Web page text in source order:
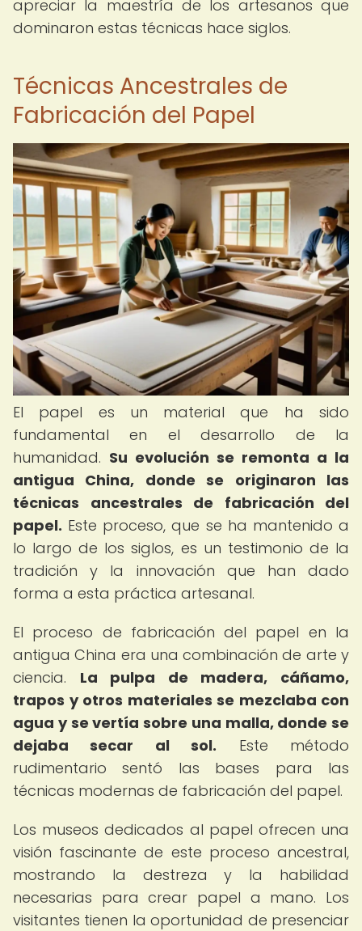
apreciar la maestría de los artesanos que
dominaron estas técnicas hace siglos.
Técnicas Ancestrales de
Fabricación del Papel
El papel es un material que ha sido
fundamental en el desarrollo de la
humanidad. Su evolución se remonta a la
antigua China, donde se originaron las
técnicas ancestrales de fabricación del
papel. Este proceso, que se ha mantenido a
lo largo de los siglos, es un testimonio de la
tradición y la innovación que han dado
forma a esta práctica artesanal.
El proceso de fabricación del papel en la
antigua China era una combinación de arte y
ciencia. La pulpa de madera, cáñamo,
trapos y otros materiales se mezclaba con
agua y se vertía sobre una malla, donde se
dejaba secar al sol. Este método
rudimentario sentó las bases para las
técnicas modernas de fabricación del papel.
Los museos dedicados al papel ofrecen una
visión fascinante de este proceso ancestral,
mostrando la destreza y la habilidad
necesarias para crear papel a mano. Los
visitantes tienen la oportunidad de presenciar